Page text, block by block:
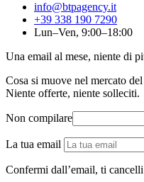
info@btpagency.it
+39 338 190 7290
Lun–Ven, 9:00–18:00
Una email al mese, niente di
Cosa si muove nel mercato
Niente offerte, niente solleciti.
Non compilare
La tua email
Confermi dall’email, ti